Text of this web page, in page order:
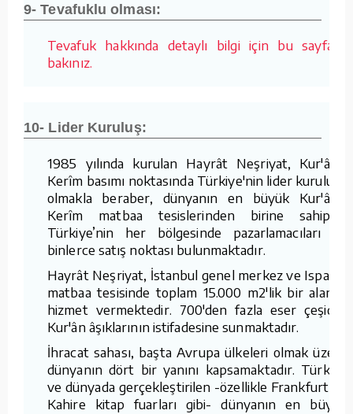
9- Tevafuklu olması:
Tevafuk hakkında detaylı bilgi için bu sayfaya
bakınız.
10- Lider Kuruluş:
1985 yılında kurulan Hayrât Neşriyat, Kur'ân-ı
Kerîm basımı noktasında Türkiye'nin lider kuruluşu
olmakla beraber, dünyanın en büyük Kur'ân-ı
Kerîm matbaa tesislerinden birine sahiptir.
Türkiye’nin her bölgesinde pazarlamacıları ve
binlerce satış noktası bulunmaktadır.
Hayrât Neşriyat, İstanbul genel merkez ve Isparta
matbaa tesisinde toplam 15.000 m2'lik bir alanda
hizmet vermektedir. 700'den fazla eser çeşidini
Kur'ân âşıklarının istifadesine sunmaktadır.
İhracat sahası, başta Avrupa ülkeleri olmak üzere
dünyanın dört bir yanını kapsamaktadır. Türkiye
ve dünyada gerçekleştirilen -özellikle Frankfurt ve
Kahire kitap fuarları gibi- dünyanın en büyük